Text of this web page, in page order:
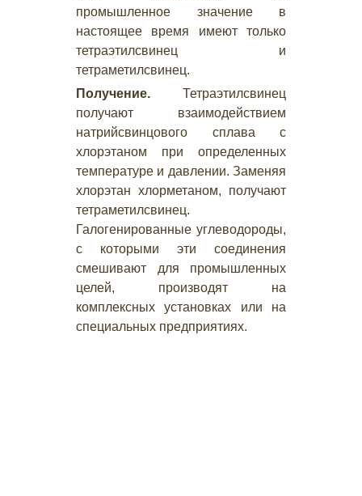
промышленное значение в
настоящее время имеют только
тетраэтилсвинец и
тетраметилсвинец.
Получение. Тетраэтилсвинец
получают взаимодействием
натрийсвинцового сплава с
хлорэтаном при определенных
температуре и давлении. Заменяя
хлорэтан хлорметаном, получают
тетраметилсвинец.
Галогенированные углеводороды,
с которыми эти соединения
смешивают для промышленных
целей, производят на
комплексных установках или на
специальных предприятиях.